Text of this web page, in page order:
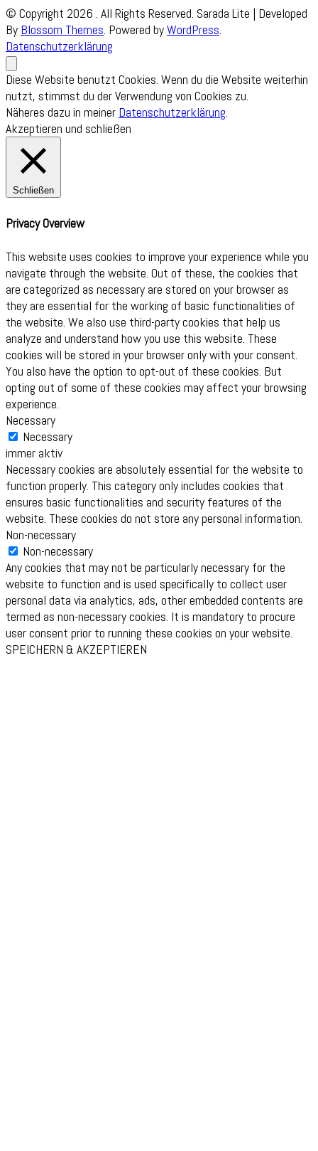
© Copyright 2026 . All Rights Reserved. Sarada Lite | Developed
By Blossom Themes. Powered byWordPress.
Datenschutzerklärung
Diese Website benutzt Cookies. Wenn du die Website weiterhin
nutzt, stimmst du der Verwendung von Cookies zu.
Näheres dazu in meiner Datenschutzerklärung.
Akzeptieren und schließen
Schließen
Privacy Overview
This website uses cookies to improve your experience while you
navigate through the website. Out of these, the cookies that
are categorized as necessary are stored on your browser as
they are essential for the working of basic functionalities of
the website. We also use third-party cookies that help us
analyze and understand how you use this website. These
cookies will be stored in your browser only with your consent.
You also have the option to opt-out of these cookies. But
opting out of some of these cookies may affect your browsing
experience.
Necessary
Necessary
immer aktiv
Necessary cookies are absolutely essential for the website to
function properly. This category only includes cookies that
ensures basic functionalities and security features of the
website. These cookies do not store any personal information.
Non-necessary
Non-necessary
Any cookies that may not be particularly necessary for the
website to function and is used specifically to collect user
personal data via analytics, ads, other embedded contents are
termed as non-necessary cookies. It is mandatory to procure
user consent prior to running these cookies on your website.
SPEICHERN & AKZEPTIEREN